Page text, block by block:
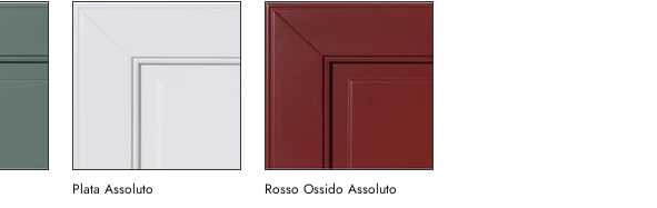
Plata Assoluto Rosso Ossido Assoluto